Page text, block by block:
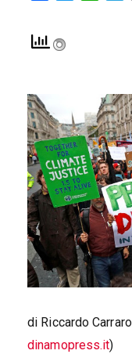
di Riccardo
dinamopress.it)